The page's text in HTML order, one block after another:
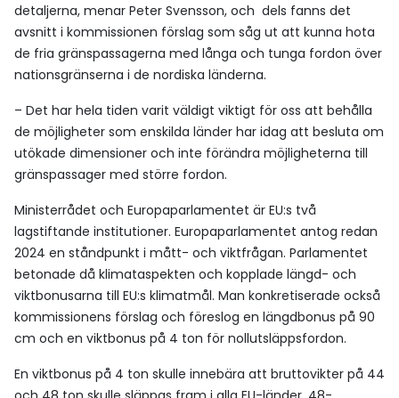
detaljerna, menar Peter Svensson, och dels fanns det
avsnitt i kommissionen förslag som såg ut att kunna hota
de fria gränspassagerna med långa och tunga fordon över
nationsgränserna i de nordiska länderna.
– Det har hela tiden varit väldigt viktigt för oss att behålla
de möjligheter som enskilda länder har idag att besluta om
utökade dimensioner och inte förändra möjligheterna till
gränspassager med större fordon.
Ministerrådet och Europaparlamentet är EU:s två
lagstiftande institutioner. Europaparlamentet antog redan
2024 en ståndpunkt i mått- och viktfrågan. Parlamentet
betonade då klimataspekten och kopplade längd- och
viktbonusarna till EU:s klimatmål. Man konkretiserade också
kommissionens förslag och föreslog en längdbonus på 90
cm och en viktbonus på 4 ton för nollutsläppsfordon.
En viktbonus på 4 ton skulle innebära att bruttovikter på 44